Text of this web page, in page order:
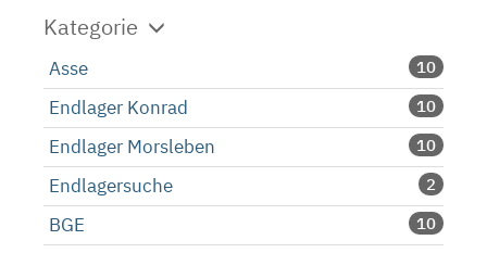
Kategorie
Asse 10
Endlager Konrad 10
Endlager Morsleben 10
Endlagersuche 2
BGE 10